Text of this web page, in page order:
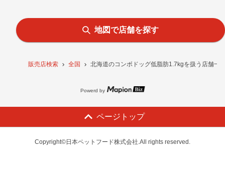
販売店検索 全国 北海道のコンボドッグ低脂肪1.7kgを扱う店舗一
地図で店舗を探す
Powerd by
ページトップ
Copyright©日本ペットフード株式会社.All rights reserved.